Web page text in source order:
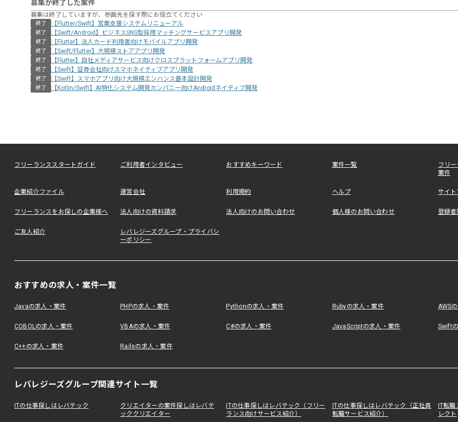
募集が終了した案件
募集は終了していますが、参画先を探す際にお役立てください
終了 【Flutter/Swift】営業支援システムリニューアル
終了 【Swift/Android】ビジネスSNS型採用マッチングサービスアプリ開発
終了 【Flutter】法人カード利用者向けモバイルアプリ開発
終了 【Swift/Flutter】大規模ストアアプリ開発
終了 【Flutter】自社メディアサービス向けクロスプラットフォームアプリ開発
終了 【Swift】証券会社向けスマホネイティブアプリ開発
終了 【Swift】スマホアプリ向け大規模エンハンス基本設計開発
終了 【Kotlin/Swift】AI特化システム開発カンパニー向けAndroidネイティブ開発
フリーランススタートガイド ご利用者インタビュー おすすめキーワード 案件一覧
フリ
案件
企業紹介ファイル 運営会社 利用規約 ヘルプ サイ
フリーランスをお探しの企業様へ 法人向けの資料請求 法人向けのお問い合わせ 個人様のお問い合わせ 登録者
ご友人紹介
レバレジーズグループ・プライバシ
ーポリシー
おすすめの求人・案件一覧
Javaの求人・案件 PHPの求人・案件 Pythonの求人・案件 Rubyの求人・案件 AWS
COBOLの求人・案件 VBAの求人・案件 C#の求人・案件 JavaScriptの求人・案件 Swift
C++の求人・案件 Railsの求人・案件
レバレジーズグループ関連サイト一覧
ITの仕事探しはレバテック
クリエイターの案件探しはレバテ
ッククリエイター
ITの仕事探しはレバテック（フリー
ランス向けサービス紹介）
ITの仕事探しはレバテック（正社員
転職サービス紹介）
IT転
レクト